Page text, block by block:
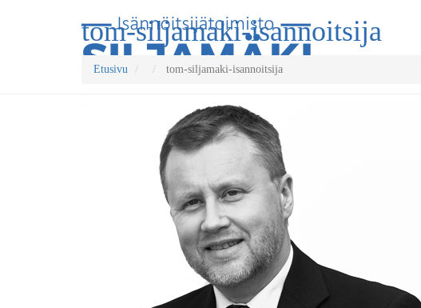
tom-siljamaki-isannoitsija
Etusivu tom-siljamaki-isannoitsija